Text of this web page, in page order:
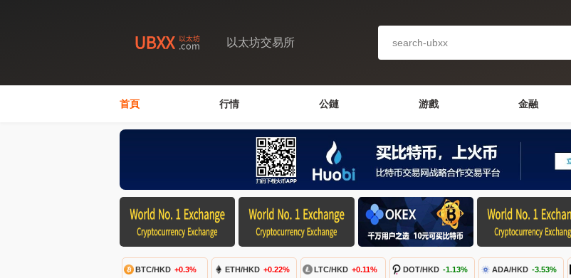
以太坊交易所
首頁 行情 公鏈 游戲 金融
BTC/HKD +0.3% ETH/HKD +0.22% LTC/HKD +0.11% DOT/HKD -1.13% ADA/HKD -3.53%